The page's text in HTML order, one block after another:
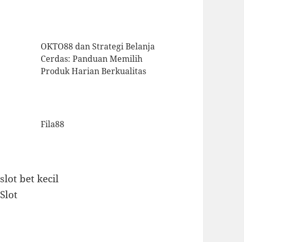
OKTO88 dan Strategi Belanja
Cerdas: Panduan Memilih
Produk Harian Berkualitas
Fila88
slot bet kecil
Slot